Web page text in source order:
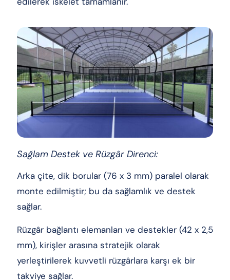
Sağlam Destek ve Rüzgâr Direnci:
Arka çite, dik borular (76 x 3 mm) paralel olarak
monte edilmiştir; bu da sağlamlık ve destek
sağlar.
Rüzgâr bağlantı elemanları ve destekler (42 x 2,5
mm), kirişler arasına stratejik olarak
yerleştirilerek kuvvetli rüzgârlara karşı ek bir
takviye sağlar.